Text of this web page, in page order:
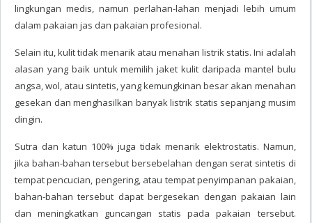
lingkungan medis, namun perlahan-lahan menjadi lebih umum
dalam pakaian jas dan pakaian profesional.
Selain itu, kulit tidak menarik atau menahan listrik statis. Ini adalah
alasan yang baik untuk memilih jaket kulit daripada mantel bulu
angsa, wol, atau sintetis, yang kemungkinan besar akan menahan
gesekan dan menghasilkan banyak listrik statis sepanjang musim
dingin.
Sutra dan katun 100% juga tidak menarik elektrostatis. Namun,
jika bahan-bahan tersebut bersebelahan dengan serat sintetis di
tempat pencucian, pengering, atau tempat penyimpanan pakaian,
bahan-bahan tersebut dapat bergesekan dengan pakaian lain
dan meningkatkan guncangan statis pada pakaian tersebut.